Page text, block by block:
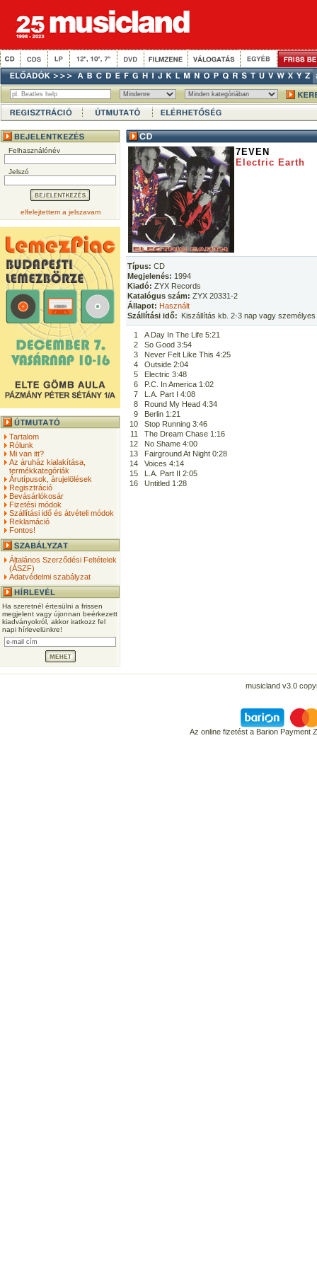
Felhasználónév
Jelszó
elfelejtettem a jelszavam
Tartalom
Rólunk
Mi van itt?
Az áruház kialakítása,
termékkategóriák
Árutípusok, árujelölések
Regisztráció
Bevásárlókosár
Fizetési módok
Szállítási idő és átvételi módok
Reklamáció
Fontos!
Általános Szerződési Feltételek
(ÁSZF)
Adatvédelmi szabályzat
Ha szeretnél értesülni a frissen
megjelent vagy újonnan beérkezett
kiadványokról, akkor iratkozz fel
napi hírlevelünkre!
7EVEN
Electric Earth
Típus: CD
Megjelenés: 1994
Kiadó: ZYX Records
Katalógus szám: ZYX 20331-2
Állapot: Használt
Szállítási idő: Kiszállítás kb. 2-3 nap vagy
1
A Day In The Life 5:21
2
So Good 3:54
3
Never Felt Like This 4:25
4
Outside 2:04
5
Electric 3:48
6
P.C. In America 1:02
7
L.A. Part I 4:08
8
Round My Head 4:34
9
Berlin 1:21
10
Stop Running 3:46
11
The Dream Chase 1:16
12
No Shame 4:00
13
Fairground At Night 0:28
14
Voices 4:14
15
L.A. Part II 2:05
16
Untitled 1:28
musicland v3.0
Az online fizetést a Barion Payment